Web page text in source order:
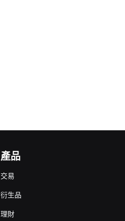
產品
交易
衍生品
理財